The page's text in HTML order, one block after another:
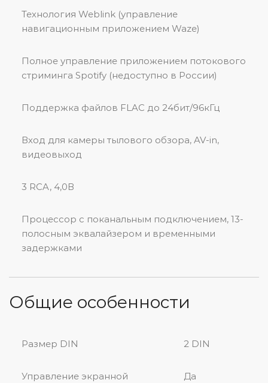
Технология Weblink (управление
навигационным приложением Waze)
Полное управление приложением потокового
стриминга Spotify (недоступно в России)
Поддержка файлов FLAC до 24бит/96кГц
Вход для камеры тылового обзора, AV-in,
видеовыход
3 RCA, 4,0В
Процессор с поканальным подключением, 13-
полосным эквалайзером и временными
задержками
Общие особенности
Размер DIN 2 DIN
Управление экранной
Да